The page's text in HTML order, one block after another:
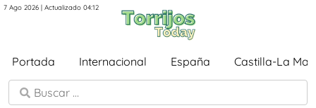
7 Ago 2026 | Actualizado 04:12
Portada Internacional España Castilla-La